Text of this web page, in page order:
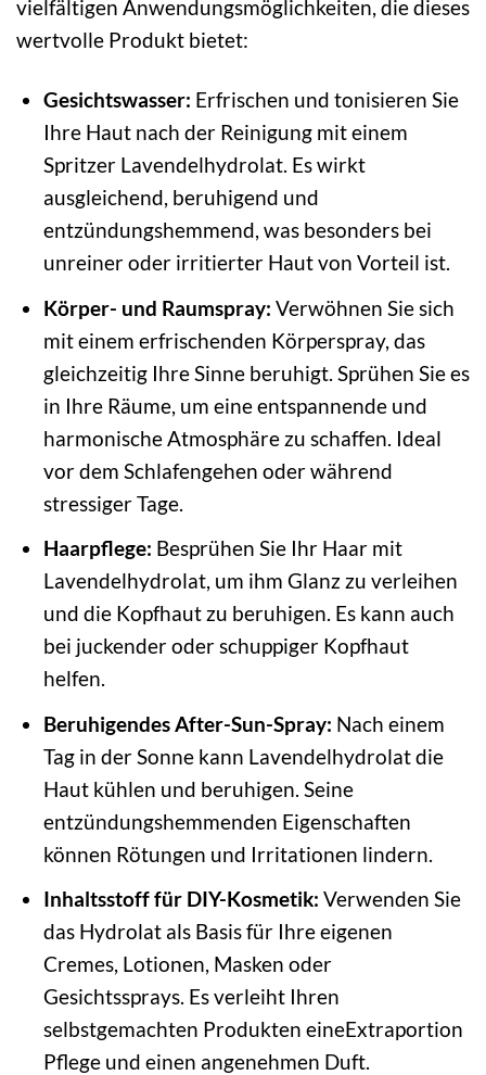
vielfältigen Anwendungsmöglichkeiten, die dieses
wertvolle Produkt bietet:
Gesichtswasser: Erfrischen und tonisieren Sie
Ihre Haut nach der Reinigung mit einem
Spritzer Lavendelhydrolat. Es wirkt
ausgleichend, beruhigend und
entzündungshemmend, was besonders bei
unreiner oder irritierter Haut von Vorteil ist.
Körper- und Raumspray: Verwöhnen Sie sich
mit einem erfrischenden Körperspray, das
gleichzeitig Ihre Sinne beruhigt. Sprühen Sie es
in Ihre Räume, um eine entspannende und
harmonische Atmosphäre zu schaffen. Ideal
vor dem Schlafengehen oder während
stressiger Tage.
Haarpflege: Besprühen Sie Ihr Haar mit
Lavendelhydrolat, um ihm Glanz zu verleihen
und die Kopfhaut zu beruhigen. Es kann auch
bei juckender oder schuppiger Kopfhaut
helfen.
Beruhigendes After-Sun-Spray: Nach einem
Tag in der Sonne kann Lavendelhydrolat die
Haut kühlen und beruhigen. Seine
entzündungshemmenden Eigenschaften
können Rötungen und Irritationen lindern.
Inhaltsstoff für DIY-Kosmetik: Verwenden Sie
das Hydrolat als Basis für Ihre eigenen
Cremes, Lotionen, Masken oder
Gesichtssprays. Es verleiht Ihren
selbstgemachten Produkten eineExtraportion
Pflege und einen angenehmen Duft.